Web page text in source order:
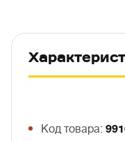
Код товара: